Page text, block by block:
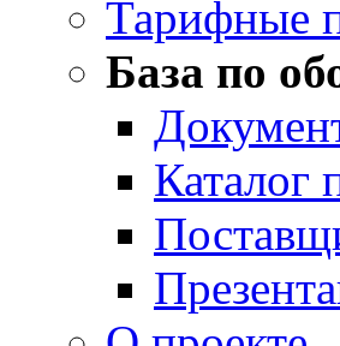
Тарифные
База по
Каталог